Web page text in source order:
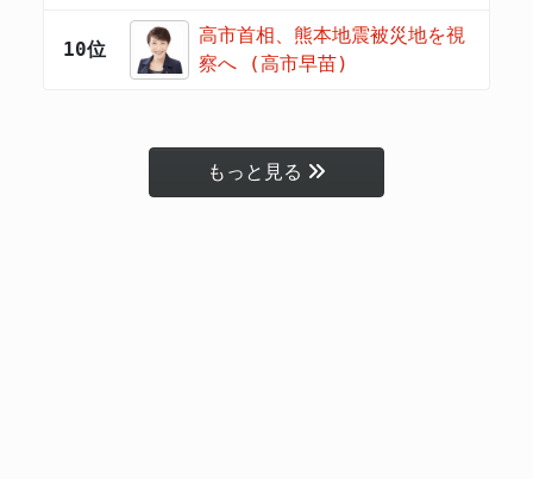
10位
高市首相、熊本地震被災地を視
察へ (高市早苗)
もっと見る